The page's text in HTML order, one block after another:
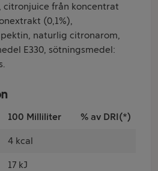
citronjuice från koncentrat
(0,1%),
naturlig citronarom,
E330, sötningsmedel:
100 Milliliter % av DRI(*)
4 kcal
17 kJ